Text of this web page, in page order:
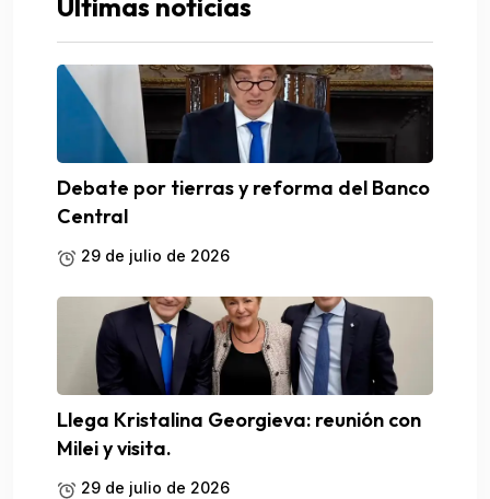
Ultimas noticias
Debate por tierras y reforma del Banco
Central
29 de julio de 2026
Llega Kristalina Georgieva: reunión con
Milei y visita.
29 de julio de 2026